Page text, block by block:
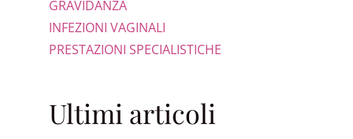
GRAVIDANZA
INFEZIONI VAGINALI
PRESTAZIONI SPECIALISTICHE
Ultimi articoli